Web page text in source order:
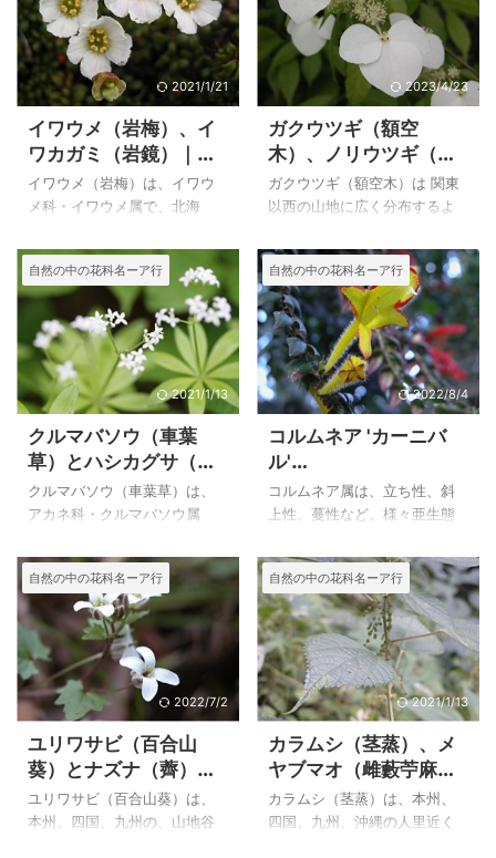
2021/1/21
イワウメ（岩梅）、イ
ワカガミ（岩鏡）｜イ
ワウメ科の高山植物
イワウメ（岩梅）は、イワウ
メ科・イワウメ属で、北海
アジア、高山帯の岩場に生え
る矮性低木で、とても小さな
葉に対して、花径１cmと葉の
わりには大きな花が咲き、樹
木帯をこえた岩を覆うように
咲く花は、とっても華やか豪
華に見えます。 イワカガミ
（岩鏡）は、イワウメ科・イ
ワカガミ属で、低山～高山帯
に広く生えるために夏山では
よく見かける花です。イワウ
チワに葉がよく似ています
樹林内に生えているのイ比べ
て、イワカガミは草原や岩場
など日当たりの良いところに
多く生えるようです ...
2023/4/23
ガクウツギ（額空
木）、ノリウツギ（糊
空木）を比較
ガクウツギ（額空木）は 関東
以西の山地に広く分布するよ
木）は全国によくみられ、分
布域が広いことから出会う機
会の多い植物です。 ガクウツ
ギは春に咲くことから優しそ
うな咲き方をするのに比べ
て、夏に咲くノリウツギはこ
んもりと豪華に咲きます。 ど
ちらもアジサイの仲間です
が、ウツギと名前がついてい
ることからウツギに似ている
ところもあるようです。ノリ
ウツギには豪華な園芸品種も
ウツギ（額空木）は、２００
４年５月２９日に日光植物園
で撮影した花です。 ガクウツ
ギ（額空木 ...
自然の中の花科名ーア行
2021/1/13
クルマバソウ（車葉
草）とハシカグサ（麻
疹草）ーアカネ科
クルマバソウ（車葉草）は、
アカネ科・クルマバソウ属
草ですが、私は礼文島で写し
ているので、かなり高い山
で、涼しいところ衣生えてい
るようです。 アカネ科・ヤエ
ムグラ属のクルマムグラや、
オククルマムグラなどによく
似ているが、クルマバソウ
（車葉草）は無毛であるこ
と、花冠が、漏斗形であるこ
とから区別ができます。 ハシ
カグサ（麻疹草）は、アカネ
科・ハシカグサ属の、山野や
自然の中の花科名ーア行
2022/8/4
コルムネア 'カーニバ
ル'
（Columnea‘Carnival’
）、コルムネア・ユー
euphora）
コルムネア属は、立ち性、斜
上性、蔓性など、様々亜生態
種が自生し、熱帯雨林の樹木
の幹や岩などに着生していま
す。 また、園芸品種や交雑品
種が非常に多く、つるを伸ば
して生長するタイプや立ち上
がるタイプ、花の色、葉の形
や模様など、その種類は様々
です。 観葉植物として、室内
で育てると良いようで、冬の
温度が確保できる暖地での栽
培は可能のようです。 上のコ
ルムネア 'カーニバル'
自然の中の花科名ーア行
2022/7/2
ユリワサビ（百合山
葵）とナズナ（薺）の
花
ユリワサビ（百合山葵）は、
本州、四国、九州の、山地谷
自然の中の花科名ーア行
2021/1/13
カラムシ（茎蒸）、メ
ヤブマオ（雌藪苧麻）
を比較ーヤブマオ属
カラムシ（茎蒸）は、本州、
四国、九州、沖縄の人里近く